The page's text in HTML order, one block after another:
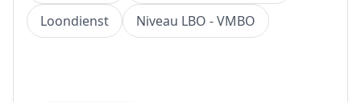
Loondienst
Niveau LBO - VMBO